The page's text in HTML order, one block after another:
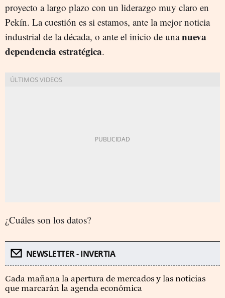
proyecto a largo plazo con un liderazgo muy claro en
Pekín. La cuestión es si estamos, ante la mejor noticia
industrial de la década, o ante el inicio de unanueva
dependencia estratégica.
¿Cuáles son los datos?
NEWSLETTER - INVERTIA
Cada mañana la apertura de mercados y las noticias
que marcarán la agenda económica